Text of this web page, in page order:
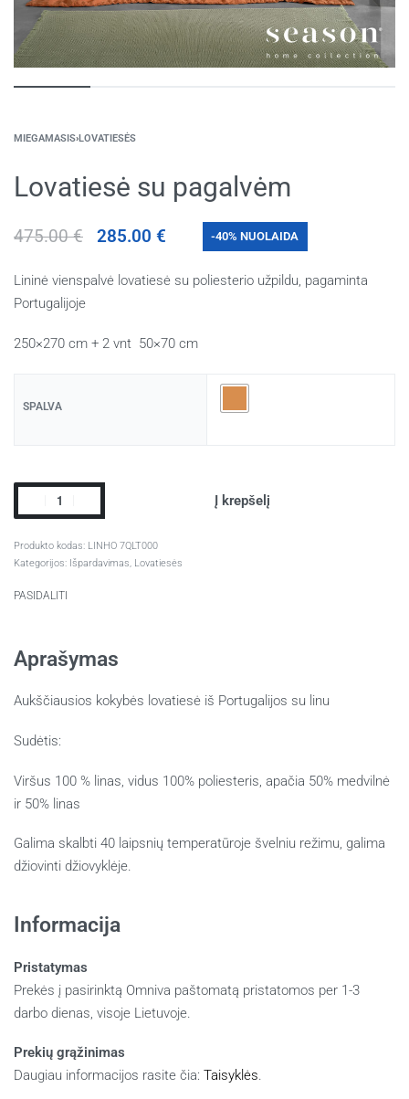
MIEGAMASIS›LOVATIESĖS
Lovatiesė su pagalvėm
475.00€ 285.00 € -40% NUOLAIDA
Lininė vienspalvė lovatiesė su poliesterio užpildu, pagaminta
Portugalijoje
250×270 cm + 2 vnt 50×70 cm
SPALVA
Į krepšelį
LINHO 7QLT000
Kategorijos: Išpardavimas Lovatiesės
PASIDALITI
Aprašymas
Aukščiausios kokybės lovatiesė iš Portugalijos su linu
Sudėtis:
Viršus 100 % linas, vidus 100% poliesteris, apačia 50% medvilnė
ir 50% linas
Galima skalbti 40 laipsnių temperatūroje švelniu režimu, galima
džiovinti džiovyklėje.
Informacija
Pristatymas
Prekės į pasirinktą Omniva paštomatą pristatomos per 1-3
darbo dienas, visoje Lietuvoje.
Prekių grąžinimas
Daugiau informacijos rasite čia: Taisyklės.